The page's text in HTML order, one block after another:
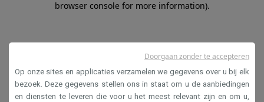
browser console for more information).
Op onze sites en applicaties verzamelen we gegevens over u bij elk
bezoek. Deze gegevens stellen ons in staat om u de aanbiedingen
en diensten te leveren die voor u het meest relevant zijn en om u,
Doorgaan zonder te accepteren